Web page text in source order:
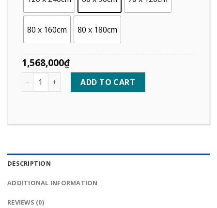
80 x 160cm 80 x 180cm
1,568,000₫
Quantity ADD TO CART
DESCRIPTION
ADDITIONAL INFORMATION
REVIEWS (0)